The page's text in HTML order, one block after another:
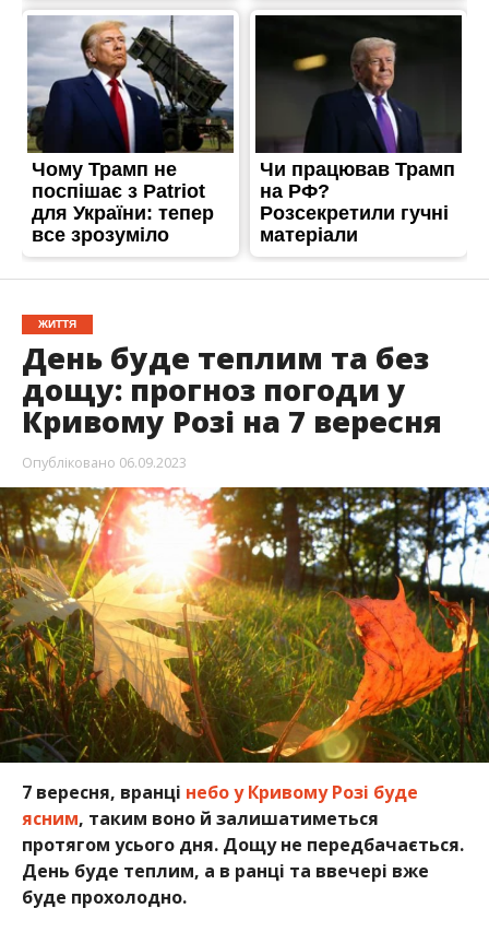
ЖИТТЯ
День буде теплим та без
дощу: прогноз погоди у
Кривому Розі на 7 вересня
Опубліковано 06.09.2023
7 вересня, вранці небо у Кривому Розі буде
ясним, таким воно й залишатиметься
протягом усього дня. Дощу не передбачається.
День буде теплим, а в ранці та ввечері вже
буде прохолодно.